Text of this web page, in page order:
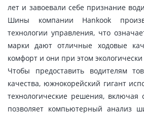
лет и завоевали себе признание
Шины компании Hankook
технологии управления, что
марки дают отличные ходовые
комфорт и они при этом
Чтобы предоставить водителям
качества, южнокорейский гигант
технологические решения, включая
позволяет компьютерный анализ